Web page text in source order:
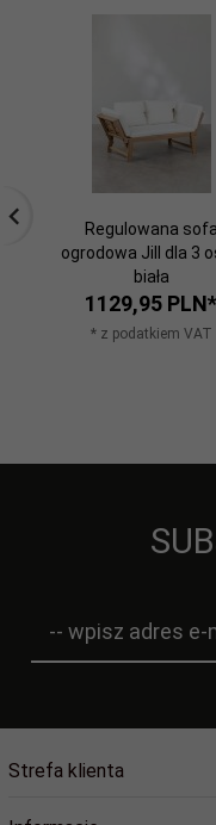
Regulowana sofa
ogrodowa Jill dla 3
biała
1129,95 PLN*
* z podatkiem VAT
-- wpisz adres e-
Strefa klienta